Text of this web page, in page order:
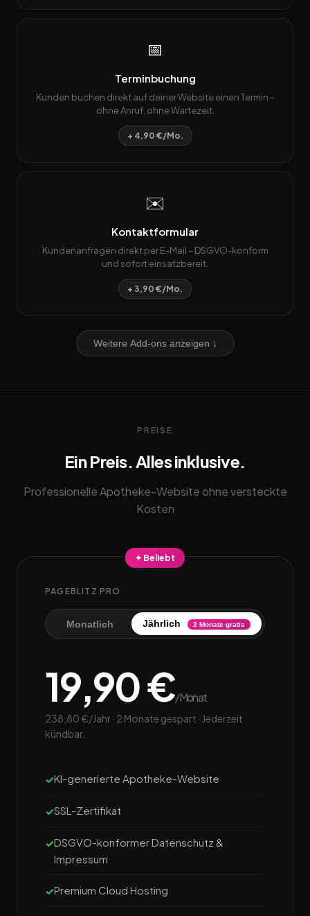
📅
Terminbuchung
Kunden buchen direkt auf deiner Website einen Termin –
ohne Anruf, ohne Wartezeit.
+ 4,90 €/Mo.
✉️
Kontaktformular
Kundenanfragen direkt per E-Mail – DSGVO-konform
und sofort einsatzbereit.
+ 3,90 €/Mo.
Weitere Add-ons anzeigen ↓
PREISE
Ein Preis. Alles inklusive.
Professionelle Apotheke-Website ohne versteckte
Kosten
✦ Beliebt
PAGEBLITZ PRO
Monatlich Jährlich 2 Monate gratis
19,90 €/Monat
238,80 €/Jahr · 2 Monate gespart · Jederzeit
kündbar.
KI-generierte Apotheke-Website
SSL-Zertifikat
DSGVO-konformer Datenschutz &
Impressum
Premium Cloud Hosting